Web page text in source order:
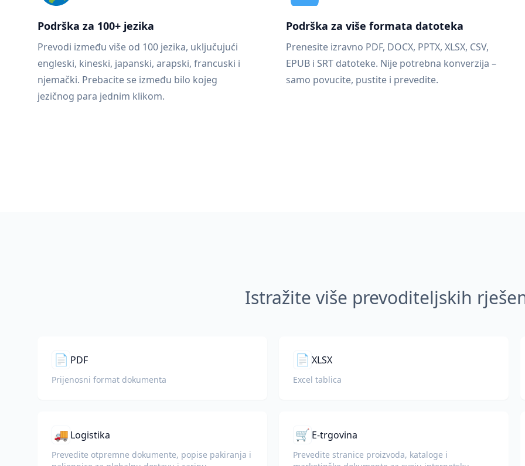
Podrška za 100+ jezika
Prevodi između više od 100 jezika, uključujući
engleski, kineski, japanski, arapski, francuski i
njemački. Prebacite se između bilo kojeg
jezičnog para jednim klikom.
Podrška za više formata datoteka
Prenesite izravno PDF, DOCX, PPTX, XLSX, CSV,
EPUB i SRT datoteke. Nije potrebna konverzija –
samo povucite, pustite i prevedite.
Istražite više prevoditeljskih
📄 PDF
Prijenosni format dokumenta
📄 XLSX
Excel tablica
🚚 Logistika
Prevedite otpremne dokumente, popise pakiranja i
🛒 E-trgovina
Prevedite stranice proizvoda, kataloge i